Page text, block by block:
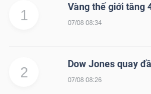
1
Vàng thế giới tăng
07/08 08:34
2
Dow Jones quay
07/08 08:26